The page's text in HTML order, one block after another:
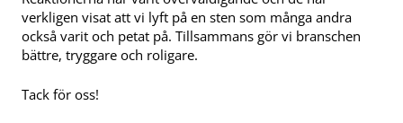
verkligen visat att vi lyft på en sten som många andra
också varit och petat på. Tillsammans gör vi branschen
bättre, tryggare och roligare.
Tack för oss!